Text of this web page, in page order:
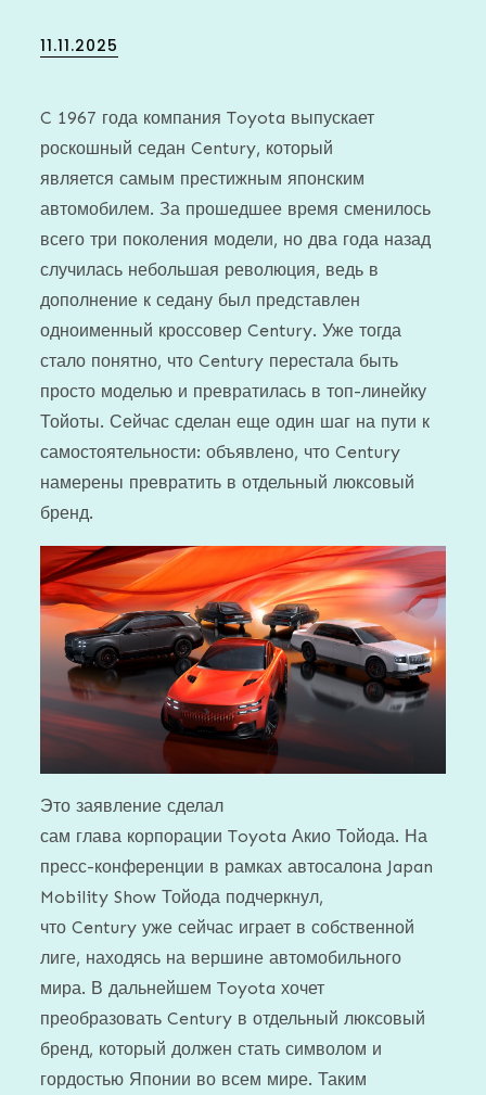
Posted
11.11.2025
C 1967 года компания Toyota выпускает
роскошный седан Century, который
является самым престижным японским
автомобилем. За прошедшее время сменилось
всего три поколения модели, но два года назад
случилась небольшая революция, ведь в
дополнение к седану был представлен
одноименный кроссовер Century. Уже тогда
стало понятно, что Century перестала быть
просто моделью и превратилась в топ-линейку
Тойоты. Сейчас сделан еще один шаг на пути к
самостоятельности: объявлено, что Century
намерены превратить в отдельный люксовый
бренд.
Это заявление сделал
сам глава корпорации Toyota Акио Тойода. На
пресс-конференции в рамках автосалона Japan
Mobility Show Тойода подчеркнул,
что Century уже сейчас играет в собственной
лиге, находясь на вершине автомобильного
мира. В дальнейшем Toyota хочет
преобразовать Century в отдельный люксовый
бренд, который должен стать символом и
гордостью Японии во всем мире. Таким